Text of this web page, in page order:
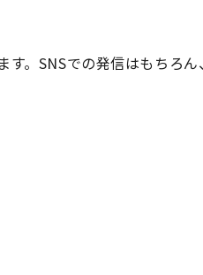
。SNSでの発信はもちろ